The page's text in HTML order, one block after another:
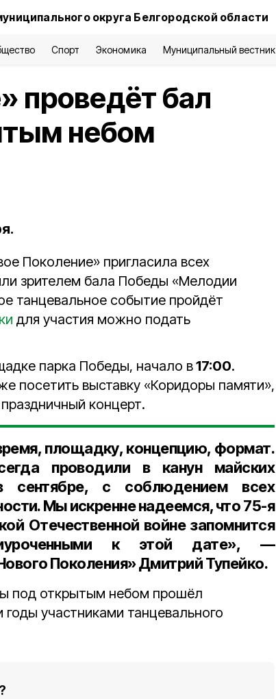
округа Белгородской области
Спорт Экономика Муниципальный вестник
проведёт бал
небом
Поколение» пригласила всех
зрителем бала Победы «Мелодии
танцевальное событие пройдёт
для участия можно подать
парка Победы, начало в17:00.
посетить выставку «Коридоры памяти»,
концерт.
площадку, концепцию, формат.
проводили в канун майских
сентябре, с соблюдением всех
Мы искренне надеемся, что 75-я
Отечественной войне запомнится
к этой дате», —
Поколения» Дмитрий Тупейко.
под открытым небом прошёл
годы участниками танцевального